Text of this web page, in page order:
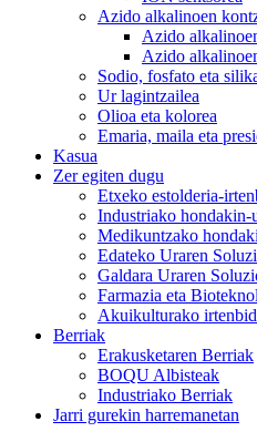
Azido alkalinoen
Azido
Azido
Sodio, fosfato eta
Ur lagintzailea
Olioa eta kolorea
Emaria, maila eta
Kasua
Zer egiten dugu
Etxeko estolderia-
Industriako hondakin-
Medikuntzako
Edateko Uraren
Galdara Uraren
Farmazia eta
Akuikulturako
Berriak
Erakusketaren Berriak
BOQU Albisteak
Industriako Berriak
Jarri gurekin harremanetan